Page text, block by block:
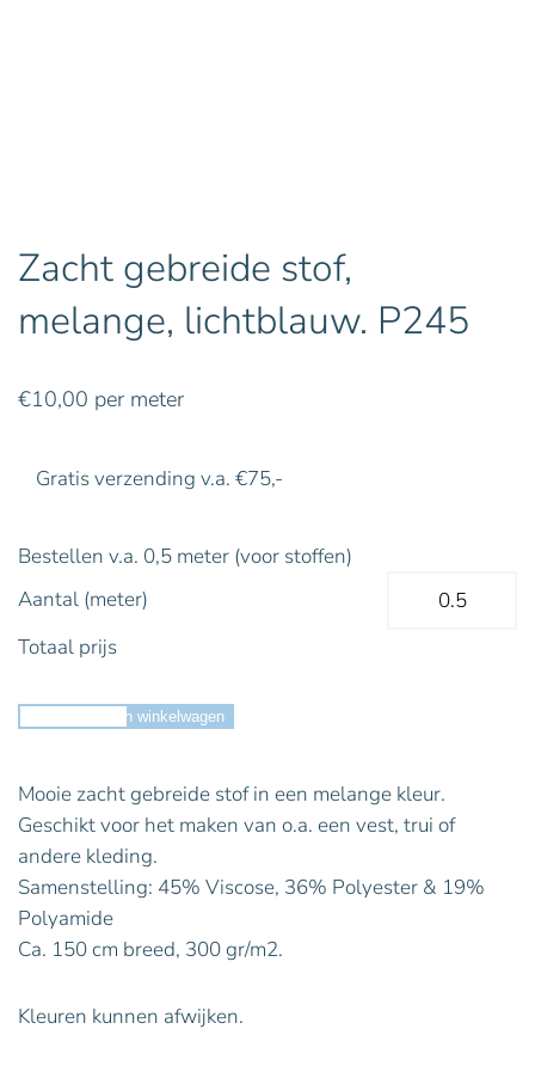
Zacht gebreide stof,
melange, lichtblauw. P245
€10,00 per meter
Gratis verzending v.a. €75,-
Bestellen v.a. 0,5 meter (voor stoffen)
Aantal (meter)
Totaal prijs
Toevoegen aan winkelwagen
Mooie zacht gebreide stof in een melange kleur.
Geschikt voor het maken van o.a. een vest, trui of
andere kleding.
Samenstelling: 45% Viscose, 36% Polyester & 19%
Polyamide
Ca. 150 cm breed, 300 gr/m2.
Kleuren kunnen afwijken.